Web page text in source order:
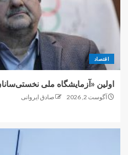
اقتصاد
اولین «آزمایشگاه ملی
آگوست 2, 2026 صادق ایروانی